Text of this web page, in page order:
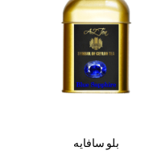
بلو سافايه